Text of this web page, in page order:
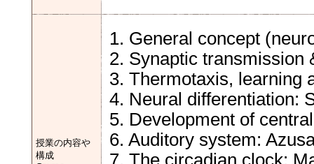
授業の内容や
構成
1. General concept
2. Synaptic transmission
3. Thermotaxis, learning
4. Neural differentiation:
5. Development of
6. Auditory system:
7. The circadian clock: